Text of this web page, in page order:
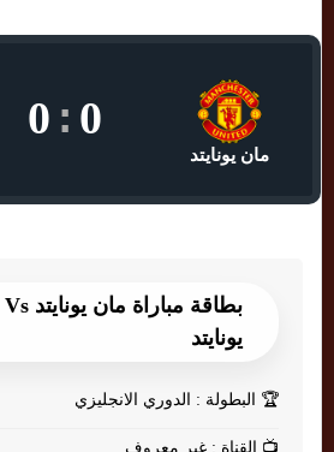
مان يونايتد
0
:
0
يونايتد
🏆 البطولة : الدوري الانجليزي
📺 القناة : غير معروف